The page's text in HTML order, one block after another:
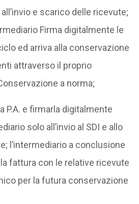
e scarico delle ricevute;
Firma digitalmente le
ed arriva alla conservazione
attraverso il proprio
a norma;
P.A. e firmarla digitalmente
solo all’invio al SDI e allo
l’intermediario a conclusione
fattura con le relative ricevute
per la futura conservazione